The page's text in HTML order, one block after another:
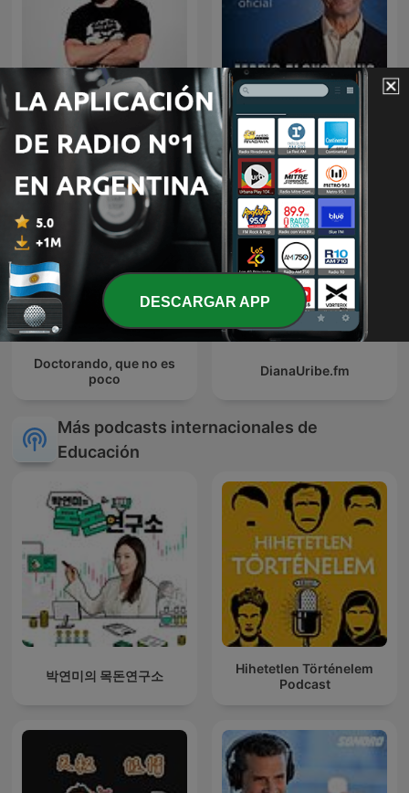
Dr. Mario Alonso Puig
Doctorando, que no es
poco
DianaUribe.fm
Más podcasts internacionales de
Educación
박연미의 목돈연구소
Hihetetlen Történelem
Podcast
DESCARGAR APP